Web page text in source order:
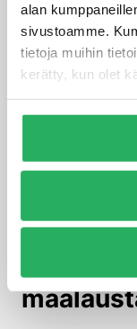
alan
sivustoamme.
tietoja muihin
kerätty, kun olet
laajamittaiseen
korroosiota ja
pääsevä
alkuperäiseen
Miten